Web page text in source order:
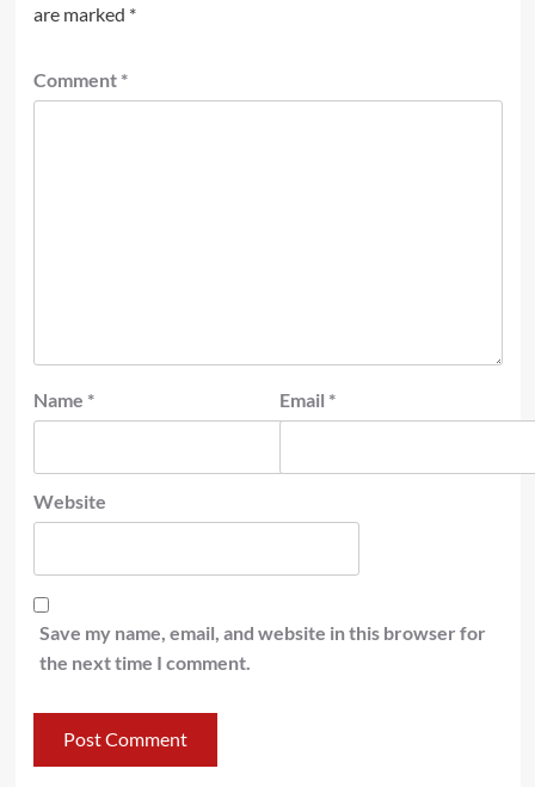
are marked *
Comment *
Name * Email *
Website
Save my name, email, and website in this browser for
the next time I comment.